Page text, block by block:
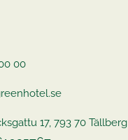
00
17, 793 70 Tällberg